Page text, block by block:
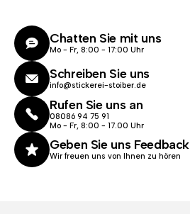
Chatten Sie mit uns
Mo - Fr, 8:00 - 17:00 Uhr
Schreiben Sie uns
info@stickerei-stoiber.de
Rufen Sie uns an
08086 94 75 91
Mo - Fr, 8:00 - 17.00 Uhr
Geben Sie uns Feedback
Wir freuen uns von Ihnen zu hören